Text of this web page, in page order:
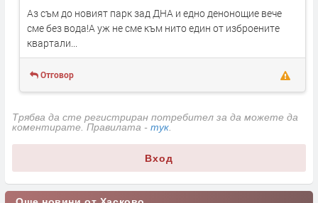
Аз съм до новият парк зад ДНА и едно денонощие вече
сме без вода!А уж не сме към нито един от изброените
квартали...
Отговор
Трябва да сте регистриран потребител за да можете да
коментирате. Правилата - тук
Вход